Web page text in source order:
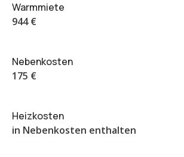
Warmmiete
944 €
Nebenkosten
175 €
Heizkosten
in Nebenkosten enthalten